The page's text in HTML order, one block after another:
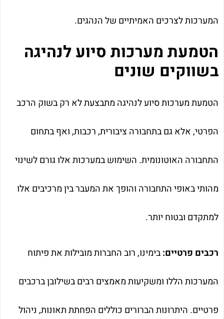
המערכות לצרכים האמיתיים של הנהגים.
הטמעת מערכות סיוע לנהיגה
בשווקים שונים
הטמעת מערכות סיוע לנהיגה מתבצעת לא רק בשוק הרכב
הפרטי, אלא גם בתחבורה ציבורית, רכבות, ואף בתחום
התחבורה האוטונומית. השימוש במערכות אלו גורם לשינוי
מהותי באופי התחבורה והופך את המעבר בין מרכיבים אלו
למתקדם ובטוח יותר.
רכבים פרטיים:בימינו, רוב החברות מובילות את פיתוח
המערכות הללו ומשקיעות מאמצים רבים בשילובן ברכבים
פרטיים. היתרונות הברורים כוללים הפחתת תאונות, ניהול